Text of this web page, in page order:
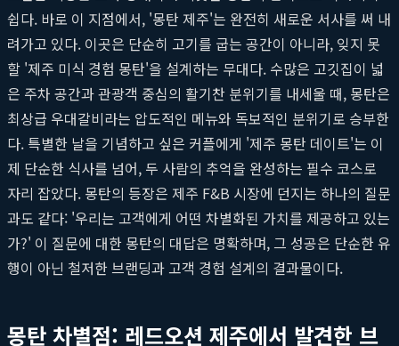
쉽다. 바로 이 지점에서, '몽탄 제주'는 완전히 새로운 서사를 써 내
려가고 있다. 이곳은 단순히 고기를 굽는 공간이 아니라, 잊지 못
할 '제주 미식 경험 몽탄'을 설계하는 무대다. 수많은 고깃집이 넓
은 주차 공간과 관광객 중심의 활기찬 분위기를 내세울 때, 몽탄은
최상급 우대갈비라는 압도적인 메뉴와 독보적인 분위기로 승부한
다. 특별한 날을 기념하고 싶은 커플에게 '제주 몽탄 데이트'는 이
제 단순한 식사를 넘어, 두 사람의 추억을 완성하는 필수 코스로
자리 잡았다. 몽탄의 등장은 제주 F&B 시장에 던지는 하나의 질문
과도 같다: '우리는 고객에게 어떤 차별화된 가치를 제공하고 있는
가?' 이 질문에 대한 몽탄의 대답은 명확하며, 그 성공은 단순한 유
행이 아닌 철저한 브랜딩과 고객 경험 설계의 결과물이다.
몽탄 차별점: 레드오션 제주에서 발견한 브